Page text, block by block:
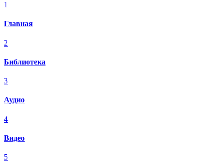
1
Главная
2
Библиотека
3
Аудио
4
Видео
5